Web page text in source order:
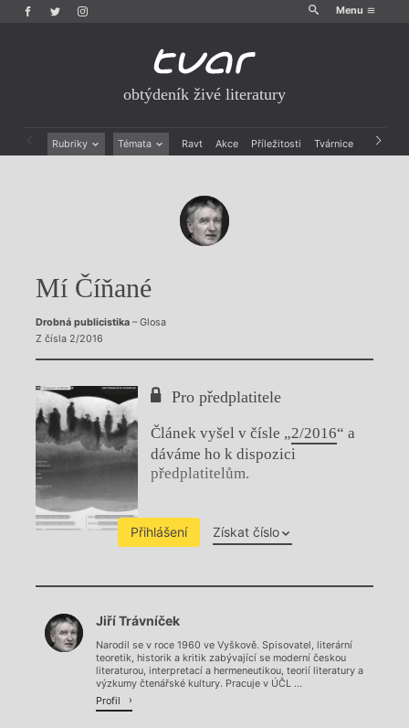
Menu
obtýdeník živé literatury
Rubriky Témata Ravt Akce Příležitosti Tvárnice Archiv
Výroční ceny
Mí Číňané
Drobná publicistika– Glosa
Z čísla 2/2016
Pro předplatitele
Článek vyšel v čísle „2/2016“ a
dáváme ho k dispozici
předplatitelům.
Přihlášení Získat číslo
Chviličku.
Načítá se.
Jiří Trávníček
Narodil se v roce 1960 ve Vyškově. Spisovatel, literární
teoretik, historik a kritik zabývající se moderní českou
literaturou, interpretací a hermeneutikou, teorií literatury a
výzkumy čtenářské kultury. Pracuje v ÚČL ...
Profil